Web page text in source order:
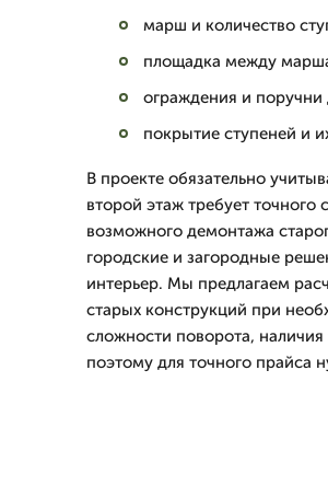
марш и количество
площадка между
ограждения и поручни
покрытие ступеней и
В проекте обязательно
второй этаж требует
возможного демонтажа
городские и загородные
интерьер. Мы предлагаем
старых конструкций при
сложности поворота,
поэтому для точного прайса